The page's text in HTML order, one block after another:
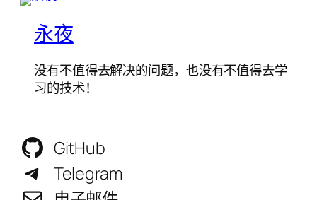
永夜
没有不值得去解决的问题，也没有不值得去学
习的技术！
GitHub
Telegram